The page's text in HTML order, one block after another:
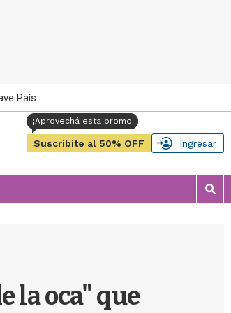
País
Suscribite al 50% OFF Ingresar
M
o
la oca" que